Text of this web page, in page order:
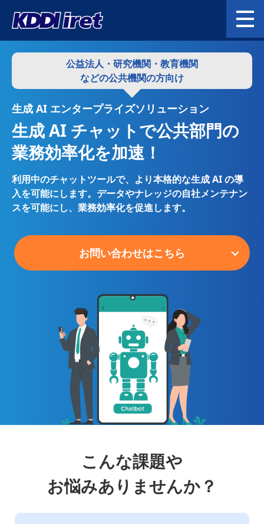
公益法人・研究機関・教育機関
などの公共機関の方向け
生成 AI エンタープライズソリューション
生成 AI チャットで公共部門の
業務効率化を加速！
利用中のチャットツールで、より本格的な生成 AI の導
入を可能にします。 データやナレッジの自社メンテナン
スを可能にし、業務効率化を促進します。
お問い合わせはこちら
こんな課題や
お悩みありませんか？